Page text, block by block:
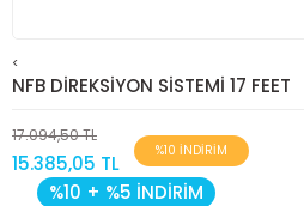
<
NFB DİREKSİYON SİSTEMİ 17 FEET
17.094,50 TL
15.385,05 TL
%10 İNDİRİM
%10 + %5 İNDİRİM